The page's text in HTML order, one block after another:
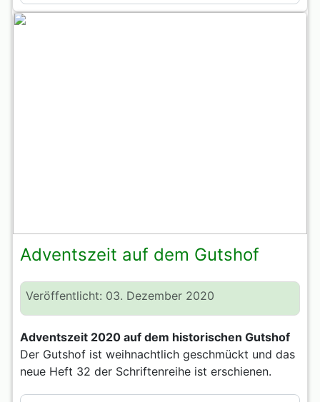
Adventszeit auf dem Gutshof
Veröffentlicht: 03. Dezember 2020
Adventszeit 2020 auf dem historischen Gutshof
Der Gutshof ist weihnachtlich geschmückt und das
neue Heft 32 der Schriftenreihe ist erschienen.